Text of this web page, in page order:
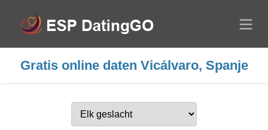
Gratis online daten Vicálvaro, Spanje